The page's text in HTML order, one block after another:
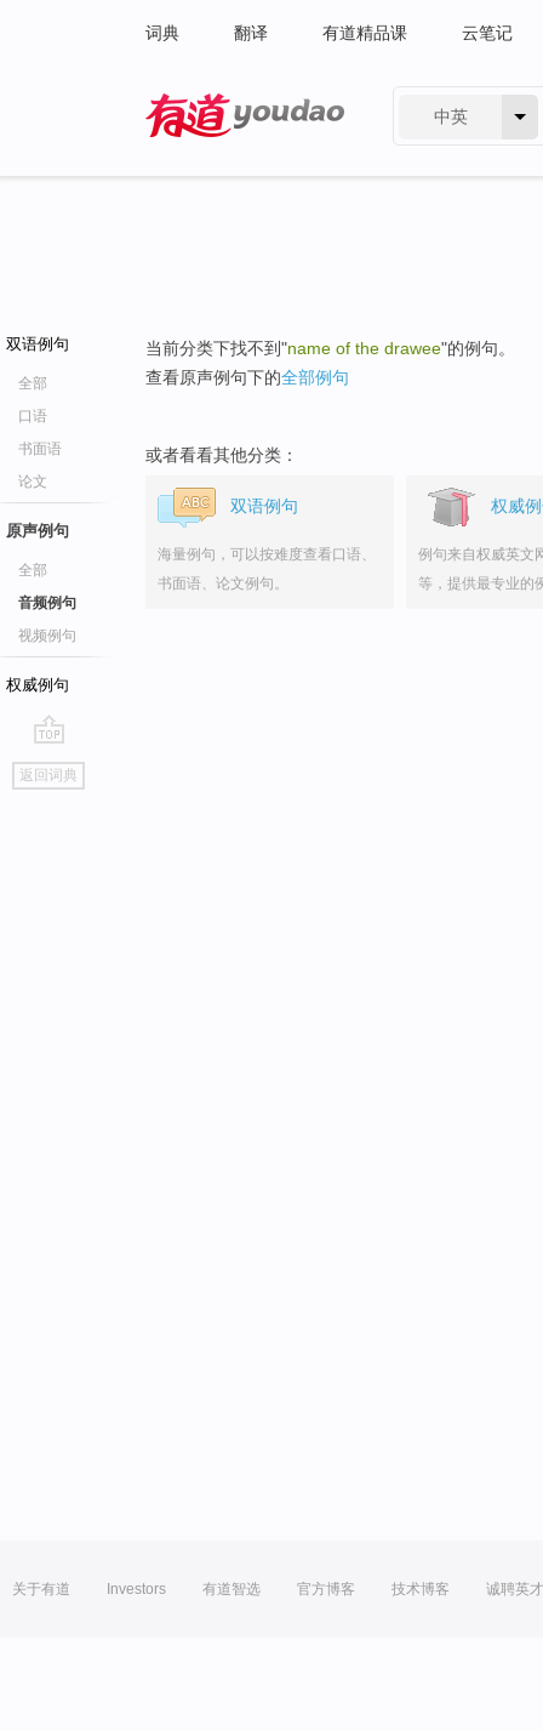
词典 翻译 有道精品课 云笔记
中英
双语例句
全部
口语
书面语
论文
原声例句
全部
音频例句
视频例句
权威例句
go
top
返回词典
当前分类下找不到"name of the drawee"的例句。
查看原声例句下的全部例句
或者看看其他分类：
双语例句
海量例句，可以按难度查看口语、
书面语、论文例句。
权威
例句来自权威英文
等，提供最专业的
关于有道 Investors 有道智选 官方博客 技术博客 诚聘英才